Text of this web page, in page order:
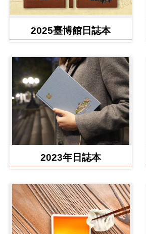
2025臺博館日誌本
2023年日誌本